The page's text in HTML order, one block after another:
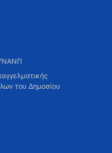
του Δημοσίου